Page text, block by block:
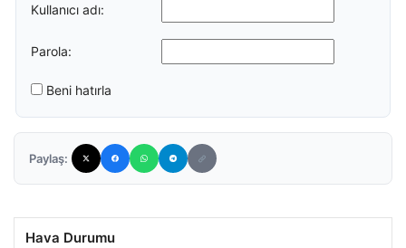
Kullanıcı adı:
Parola:
Beni hatırla
Paylaş:
Hava Durumu